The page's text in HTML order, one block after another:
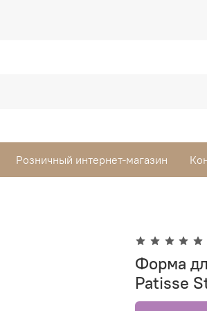
Розничный интернет-магазин
Форма
Patisse